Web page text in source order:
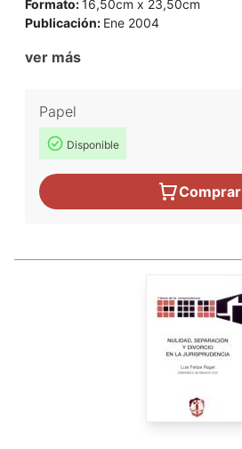
Formato:16,50cm x 23,50cm
Publicación: Ene 2004
ver más
Papel
Disponible
Comprar